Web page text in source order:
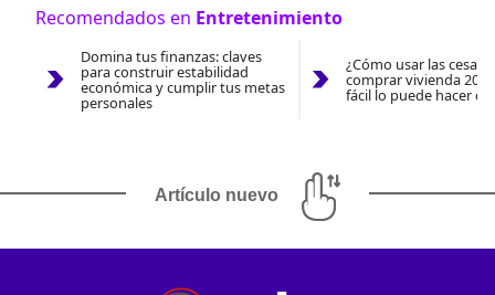
Recomendados en Entretenimiento
Domina tus finanzas: claves
para construir estabilidad
económica y cumplir tus metas
personales
¿Cómo usar las
comprar vivienda
fácil lo puede hacer
Artículo nuevo